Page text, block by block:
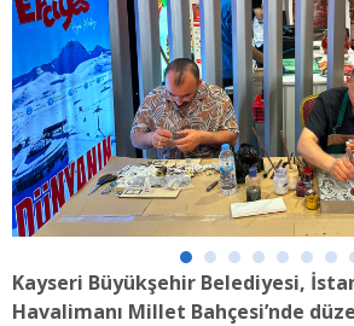
Kayseri Büyükşehir Belediyesi,
Havalimanı Millet Bahçesi’nde